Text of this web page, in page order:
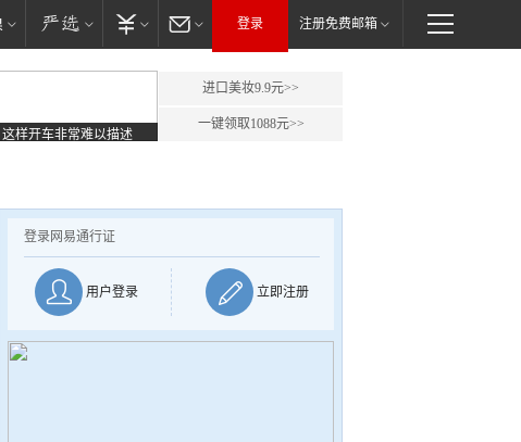
登录 注册免费邮箱
这样开车非常难以描述
进口美妆9.9元>>
一键领取1088元>>
登录网易通行证
用户登录 立即注册